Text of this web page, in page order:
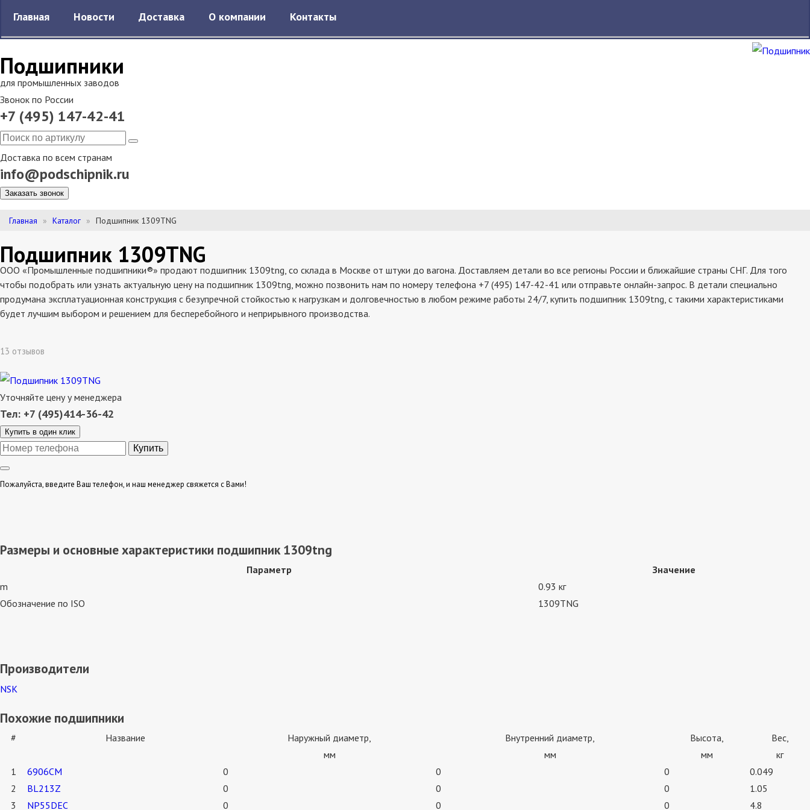
Подшипники
для промышленных заводов
Звонок по России
+7 (495) 147-42-41
Доставка по всем странам
info@podschipnik.ru
Заказать звонок
Главная Новости Доставка О компании Контакты
Главная Каталог Подшипник 1309TNG
Подшипник 1309TNG
ООО «Промышленные подшипники®» продают подшипник 1309tng, со склада в Москве от штуки до вагона. Доставляем детали во все регионы России и ближайшие страны СНГ. Для того
чтобы подобрать или узнать актуальную цену на подшипник 1309tng, можно позвонить нам по номеру телефона +7 (495) 147-42-41 или отправьте онлайн-запрос. В детали специально
продумана эксплатуационная конструкция с безупречной стойкостью к нагрузкам и долговечностью в любом режиме работы 24/7, купить подшипник 1309tng, с такими характеристиками
будет лучшим выбором и решением для бесперебойного и неприрывного производства.
13 отзывов
Уточняйте цену у менеджера
Тел: +7 (495)414-36-42
Купить в один клик
Пожалуйста, введите Ваш телефон, и наш менеджер свяжется с Вами!
Размеры и основные характеристики подшипник 1309tng
Параметр
Значение
m
0.93 кг
Обозначение по ISO
1309TNG
Производители
NSK
Похожие подшипники
# Название
Наружный диаметр,
мм
Внутренний диаметр,
мм
Высота,
мм
Вес,
кг
1
6906CM 0 0 0
0.049
2
BL213Z 0 0 0
1.05
3
NP55DEC 0 0 0
4.8